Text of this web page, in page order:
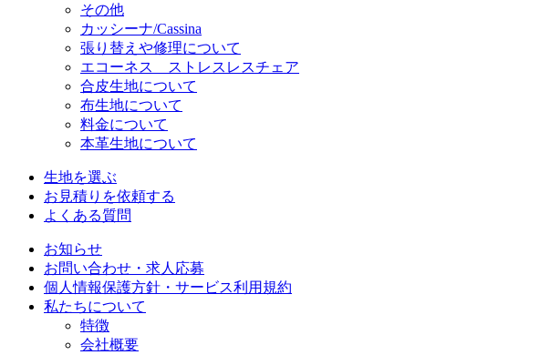
その他
カッシーナ/Cassina
張り替えや修理について
エコーネス ストレスレスチェア
合皮生地について
布生地について
料金について
本革生地について
生地を選ぶ
お見積りを依頼する
よくある質問
お知らせ
お問い合わせ・求人応募
個人情報保護方針・サービス利用規約
私たちについて
特徴
会社概要